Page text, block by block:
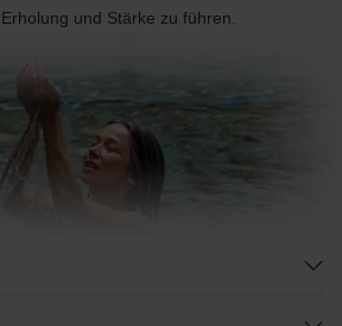
und Stärke zu führen.